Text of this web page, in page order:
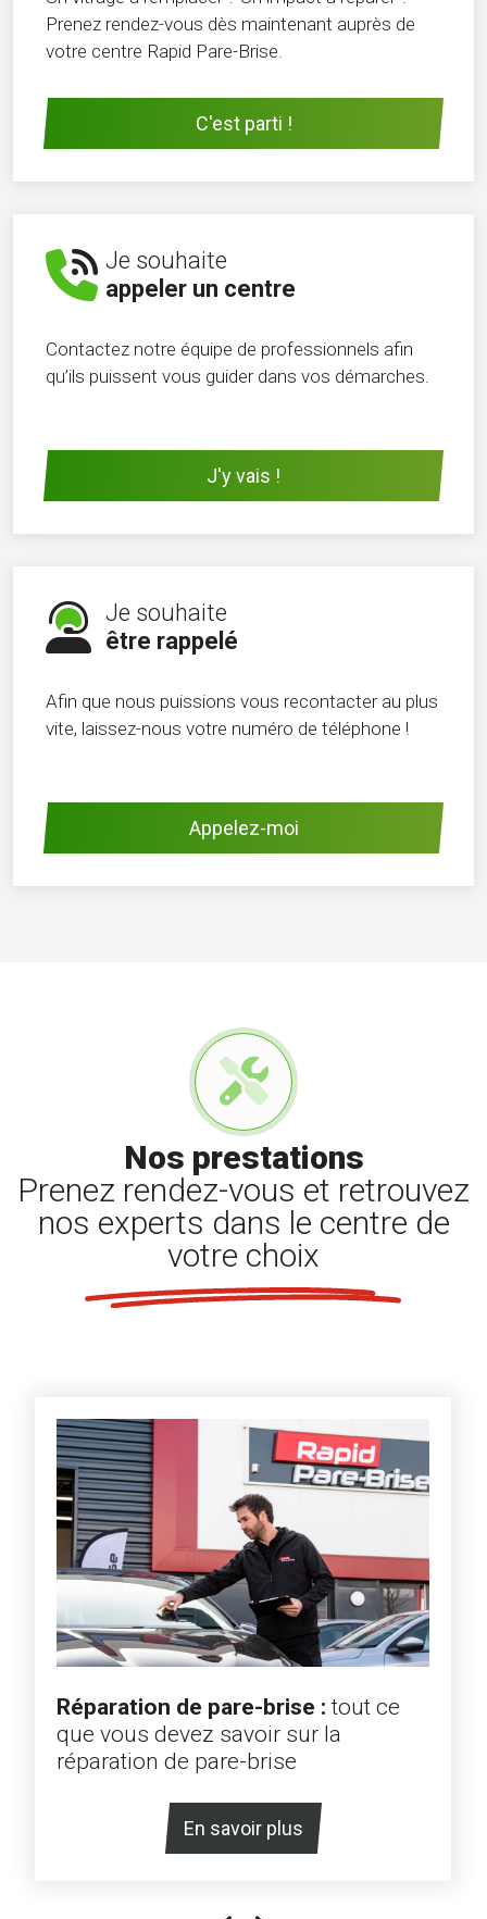
Prenez rendez-vous dès maintenant auprès de
votre centre Rapid Pare-Brise.
C'est parti !
Je souhaite
appeler un centre
Contactez notre équipe de professionnels afin
qu’ils puissent vous guider dans vos démarches.
J'y vais !
Je souhaite
être rappelé
Afin que nous puissions vous recontacter au plus
vite, laissez-nous votre numéro de téléphone !
Appelez-moi
Nos prestations
Prenez rendez-vous et retrouvez
nos experts dans le centre de
votre choix
Réparation de pare-brise :tout ce
que vous devez savoir sur la
réparation de pare-brise
En savoir plus